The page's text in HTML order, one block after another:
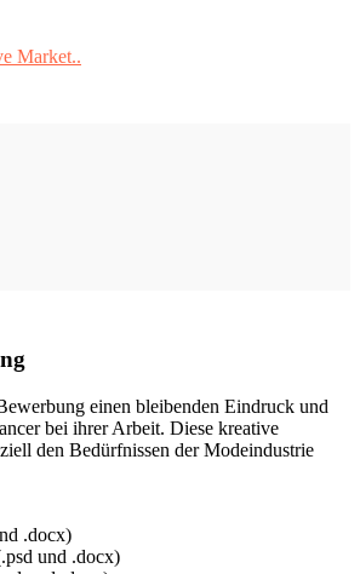
Market..
einen bleibenden Eindruck und
bei ihrer Arbeit. Diese kreative
den Bedürfnissen der Modeindustrie
.docx)
und .docx)